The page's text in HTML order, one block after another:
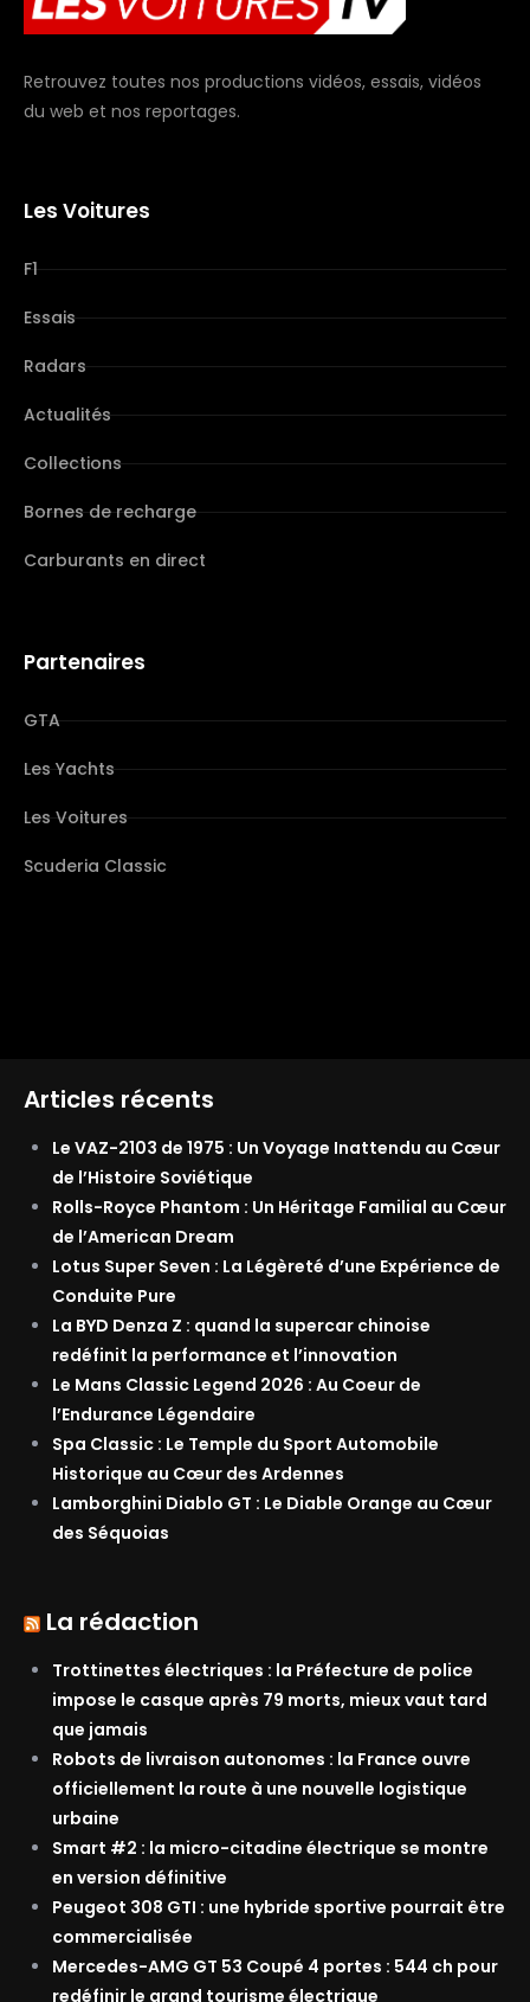
Retrouvez toutes nos productions vidéos, essais, vidéos
du web et nos reportages.
Les Voitures
F1
Essais
Radars
Actualités
Collections
Bornes de recharge
Carburants en direct
Partenaires
GTA
Les Yachts
Les Voitures
Scuderia Classic
Articles récents
Le VAZ-2103 de 1975 : Un Voyage Inattendu au Cœur
de l’Histoire Soviétique
Rolls-Royce Phantom : Un Héritage Familial au Cœur
de l’American Dream
Lotus Super Seven : La Légèreté d’une Expérience de
Conduite Pure
La BYD Denza Z : quand la supercar chinoise
redéfinit la performance et l’innovation
Le Mans Classic Legend 2026 : Au Coeur de
l’Endurance Légendaire
Spa Classic : Le Temple du Sport Automobile
Historique au Cœur des Ardennes
Lamborghini Diablo GT : Le Diable Orange au Cœur
des Séquoias
La rédaction
Trottinettes électriques : la Préfecture de police
impose le casque après 79 morts, mieux vaut tard
que jamais
Robots de livraison autonomes : la France ouvre
officiellement la route à une nouvelle logistique
urbaine
Smart #2 : la micro-citadine électrique se montre
en version définitive
Peugeot 308 GTI : une hybride sportive pourrait être
commercialisée
Mercedes-AMG GT 53 Coupé 4 portes : 544 ch pour
redéfinir le grand tourisme électrique